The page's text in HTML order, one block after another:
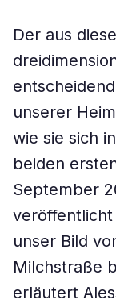
Der aus
unserer
wie sie sich
beiden
September
unser Bild
Milchstraße
erläutert